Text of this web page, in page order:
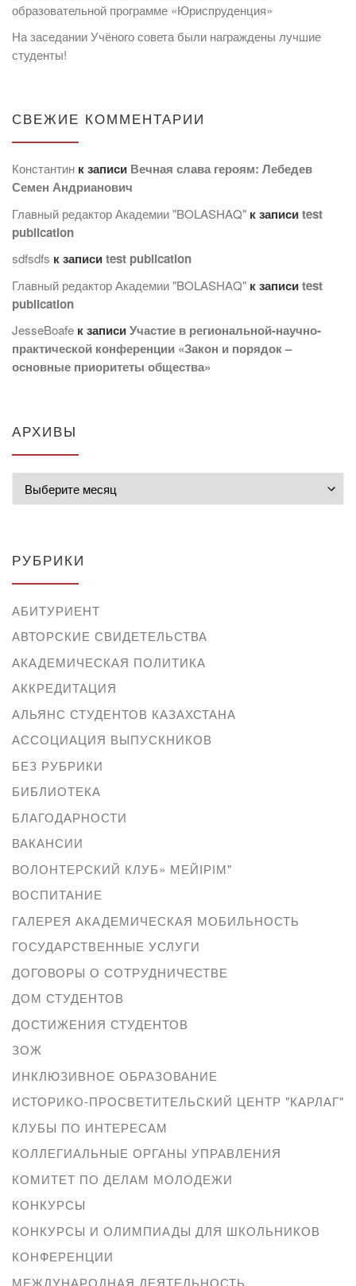
образовательной программе «Юриспруденция»
На заседании Учёного совета были награждены лучшие
студенты!
СВЕЖИЕ КОММЕНТАРИИ
Константин к записи Вечная слава героям: Лебедев
Семен Андрианович
Главный редактор Академии "BOLASHAQ" к записиtest
publication
sdfsdfs к записиtest publication
Главный редактор Академии "BOLASHAQ" к записиtest
publication
JesseBoafe к записиУчастие в региональной-научно-
практической конференции «Закон и порядок –
основные приоритеты общества»
АРХИВЫ
РУБРИКИ
АБИТУРИЕНТ
АВТОРСКИЕ СВИДЕТЕЛЬСТВА
АКАДЕМИЧЕСКАЯ ПОЛИТИКА
АККРЕДИТАЦИЯ
АЛЬЯНС СТУДЕНТОВ КАЗАХСТАНА
АССОЦИАЦИЯ ВЫПУСКНИКОВ
БЕЗ РУБРИКИ
БИБЛИОТЕКА
БЛАГОДАРНОСТИ
ВАКАНСИИ
ВОЛОНТЕРСКИЙ КЛУБ» МЕЙІРІМ"
ВОСПИТАНИЕ
ГАЛЕРЕЯ АКАДЕМИЧЕСКАЯ МОБИЛЬНОСТЬ
ГОСУДАРСТВЕННЫЕ УСЛУГИ
ДОГОВОРЫ О СОТРУДНИЧЕСТВЕ
ДОМ СТУДЕНТОВ
ДОСТИЖЕНИЯ СТУДЕНТОВ
ЗОЖ
ИНКЛЮЗИВНОЕ ОБРАЗОВАНИЕ
ИСТОРИКО-ПРОСВЕТИТЕЛЬСКИЙ ЦЕНТР "КАРЛАГ"
КЛУБЫ ПО ИНТЕРЕСАМ
КОЛЛЕГИАЛЬНЫЕ ОРГАНЫ УПРАВЛЕНИЯ
КОМИТЕТ ПО ДЕЛАМ МОЛОДЕЖИ
КОНКУРСЫ
КОНКУРСЫ И ОЛИМПИАДЫ ДЛЯ ШКОЛЬНИКОВ
КОНФЕРЕНЦИИ
МЕЖДУНАРОДНАЯ ДЕЯТЕЛЬНОСТЬ